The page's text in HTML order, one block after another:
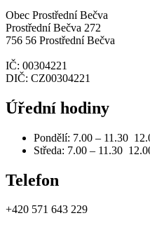
Obec Prostřední Bečva
Prostřední Bečva 272
756 56 Prostřední Bečva
IČ: 00304221
DIČ: CZ00304221
Úřední hodiny
Pondělí: 7.00 – 11.30
Středa: 7.00 – 11.30
Telefon
+420 571 643 229